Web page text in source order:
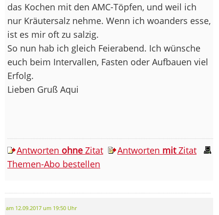
das Kochen mit den AMC-Töpfen, und weil ich
nur Kräutersalz nehme. Wenn ich woanders esse,
ist es mir oft zu salzig.
So nun hab ich gleich Feierabend. Ich wünsche
euch beim Intervallen, Fasten oder Aufbauen viel
Erfolg.
Lieben Gruß Aqui
Antworten ohne Zitat Antworten mitZitat
Themen-Abo bestellen
am 12.09.2017 um 19:50 Uhr